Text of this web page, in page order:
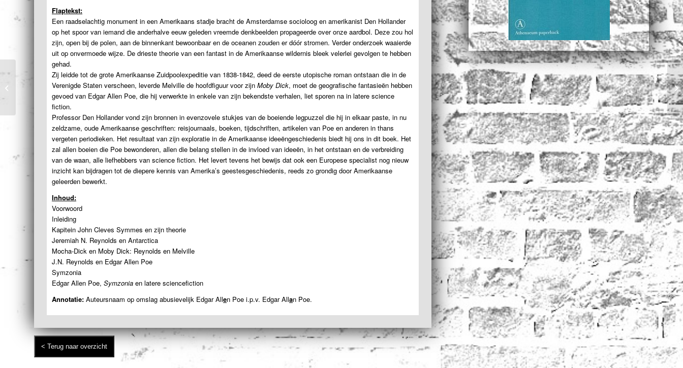
Flaptekst:
Een raadselachtig monument in een Amerikaans stadje bracht de Amsterdamse socioloog en amerikanist Den Hollander
op het spoor van iemand die anderhalve eeuw geleden vreemde denkbeelden propageerde over onze aardbol. Deze zou hol
zijn, open bij de polen, aan de binnenkant bewoonbaar en de oceanen zouden er dóór stromen. Verder onderzoek waaierde
uit op onvermoede wijze. De drieste theorie van een fantast in de Amerikaanse wildernis bleek velerlei gevolgen te hebben
gehad.
Zij leidde tot de grote Amerikaanse Zuidpoolexpeditie van 1838-1842, deed de eerste utopische roman ontstaan die in de
Verenigde Staten verscheen, leverde Melville de hoofdfiguur voor zijn Moby Dick, moet de geografische fantasieën hebben
gevoed van Edgar Allen Poe, die hij verwerkte in enkele van zijn bekendste verhalen, liet sporen na in latere science
fiction.
Professor Den Hollander vond zijn bronnen in evenzovele stukjes van de boeiende legpuzzel die hij in elkaar paste, in nu
zeldzame, oude Amerikaanse geschriften: reisjournaals, boeken, tijdschriften, artikelen van Poe en anderen in thans
vergeten periodieken. Het resultaat van zijn exploratie in de Amerikaanse ideeëngeschiedenis biedt hij ons in dit boek. Het
zal allen boeien die Poe bewonderen, allen die belang stellen in de invloed van ideeën, in het ontstaan en de verbreiding
van de waan, alle liefhebbers van science fiction. Het levert tevens het bewijs dat ook een Europese specialist nog nieuw
inzicht kan bijdragen tot de diepere kennis van Amerika’s geestesgeschiedenis, reeds zo grondig door Amerikaanse
geleerden bewerkt.
Inhoud:
Voorwoord
Inleiding
Kapitein John Cleves Symmes en zijn theorie
Jeremiah N. Reynolds en Antarctica
Mocha-Dick en Moby Dick: Reynolds en Melville
J.N. Reynolds en Edgar Allen Poe
Symzonia
Edgar Allen Poe, Symzonia en latere sciencefiction
Annotatie: Auteursnaam op omslag abusievelijk Edgar Allen Poe i.p.v. Edgar Allan Poe.
Het verdrag met de